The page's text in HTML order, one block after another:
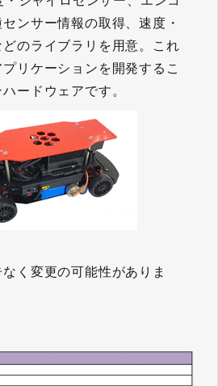
ンサー情報の取得、速度・
のライブラリを用意。これ
リケーションを開発するこ
ードウェアです。
く変更の可能性がありま